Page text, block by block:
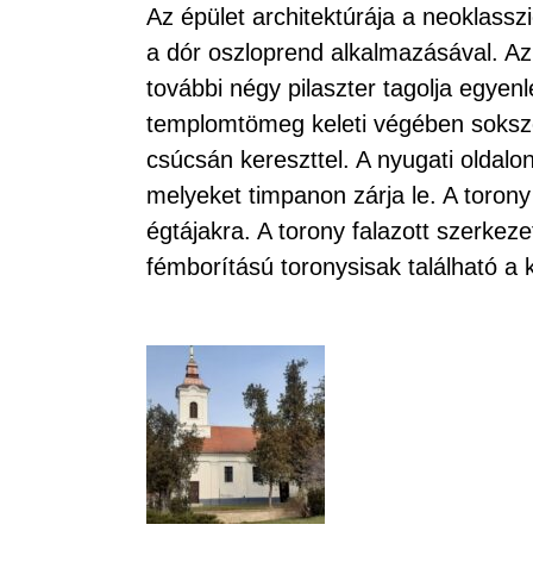
Az épület architektúrája a
a dór oszloprend alkalmazásával.
további négy pilaszter tagolja
templomtömeg keleti végében
csúcsán kereszttel. A nyugati
melyeket timpanon zárja le. A
égtájakra. A torony falazott
fémborítású toronysisak található a